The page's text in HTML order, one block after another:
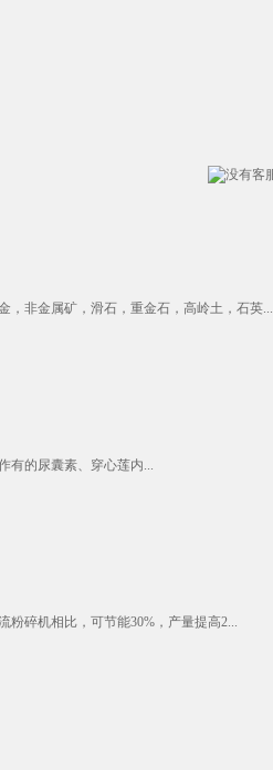
，非金属矿，滑石，重金石，高岭土，石英...
有的尿囊素、穿心莲内...
碎机相比，可节能30%，产量提高2...